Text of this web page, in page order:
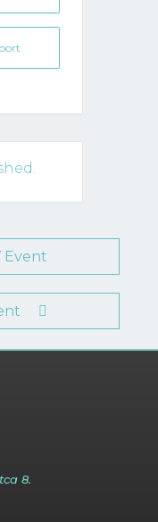
Event
8.